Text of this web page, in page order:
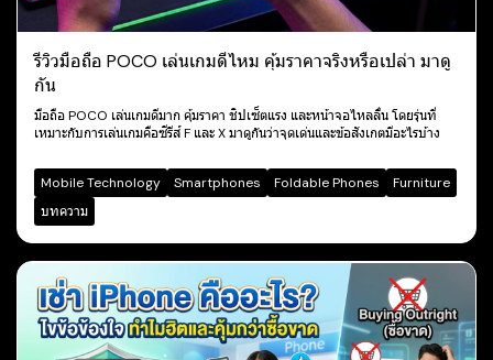
รีวิวมือถือ POCO เล่นเกมดีไหม คุ้มราคาจริงหรือเปล่า มาดู
กัน
มือถือ POCO เล่นเกมดีมาก คุ้มราคา ชิปเซ็ตแรง และหน้าจอไหลลื่น โดยรุ่นที่
เหมาะกับการเล่นเกมคือซีรีส์ F และ X มาดูกันว่าจุดเด่นและข้อสังเกตมีอะไรบ้าง
Mobile Technology Smartphones Foldable Phones
Furniture
บทความ